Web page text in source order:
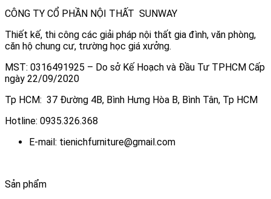
CÔNG TY CỔ PHẦN NỘI THẤT SUNWAY
Thiết kế, thi công các giải pháp nội thất gia đình, văn phòng,
căn hộ chung cư, trường học giá xưởng.
MST: 0316491925 – Do sở Kế Hoạch và Đầu Tư TPHCM Cấp
ngày 22/09/2020
Tp HCM: 37 Đường 4B, Bình Hưng Hòa B, Bình Tân, Tp HCM
Hotline: 0935.326.368
E-mail: tienichfurniture@gmail.com
Sản phẩm